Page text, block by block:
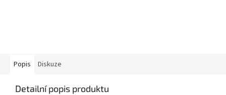
Popis Diskuze
Detailní popis produktu